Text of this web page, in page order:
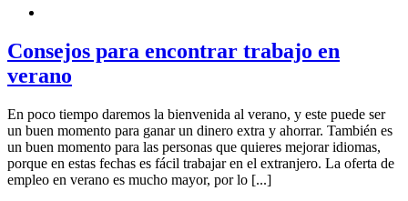
Consejos para encontrar trabajo en
verano
En poco tiempo daremos la bienvenida al verano, y este puede ser
un buen momento para ganar un dinero extra y ahorrar. También es
un buen momento para las personas que quieres mejorar idiomas,
porque en estas fechas es fácil trabajar en el extranjero. La oferta de
empleo en verano es mucho mayor, por lo [...]